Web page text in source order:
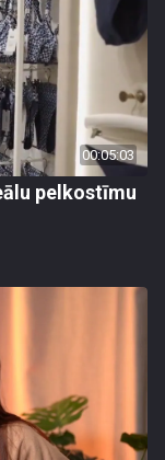
00:05:03
pelkostīmu